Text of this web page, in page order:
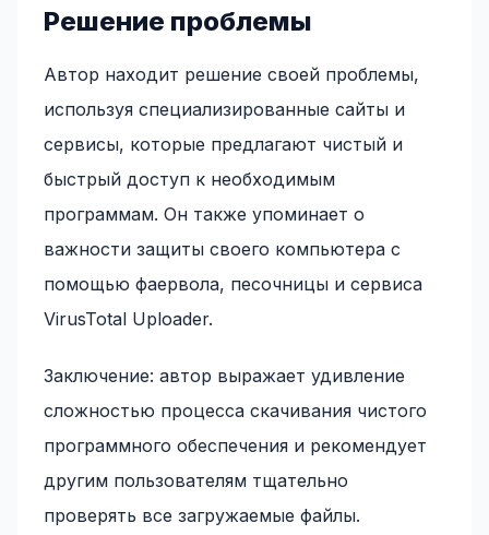
Решение проблемы
Автор находит решение своей проблемы,
используя специализированные сайты и
сервисы, которые предлагают чистый и
быстрый доступ к необходимым
программам. Он также упоминает о
важности защиты своего компьютера с
помощью фаервола, песочницы и сервиса
VirusTotal Uploader.
Заключение: автор выражает удивление
сложностью процесса скачивания чистого
программного обеспечения и рекомендует
другим пользователям тщательно
проверять все загружаемые файлы.